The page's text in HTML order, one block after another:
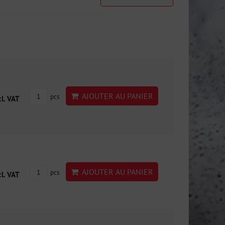
VAT pcs AJOUTER AU PANIER
VAT pcs AJOUTER AU PANIER